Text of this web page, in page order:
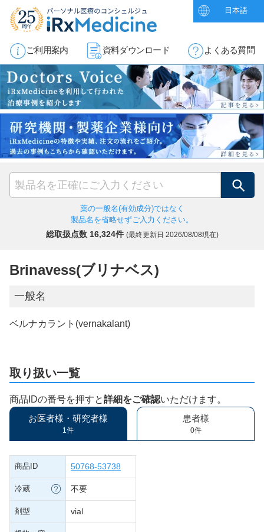
日本語
ご利用案内 資料ダウンロード よくある質問
検索
薬の一般名(有効成分)ではなく
製品名を省略せずご入力ください。
総取扱点数 16,324件 (最終更新日 2026/08/08現在)
Brinavess(ブリナベス)
一般名
ベルナカラント(vernakalant)
取り扱い一覧
商品IDの番号を押すと詳細をご確認いただけます。
お医者様・研究者様
1件
患者様
0件
商品ID 50768-53738
冷蔵 不要
剤型 vial